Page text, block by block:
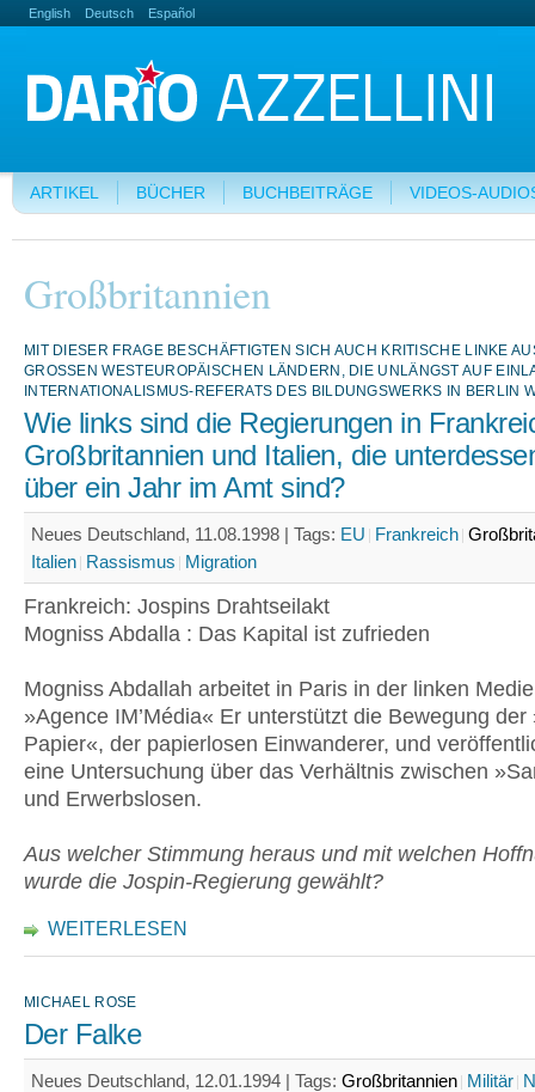
English Deutsch Español
ARTIKEL BÜCHER BUCHBEITRÄGE VIDEOS-
Großbritannien
MIT DIESER FRAGE BESCHÄFTIGTEN SICH AUCH KRITISCHE LINKE
GROSSEN WESTEUROPÄISCHEN LÄNDERN, DIE UNLÄNGST AUF
NTERNATIONALISMUS-REFERATS DES BILDUNGSWERKS IN BERLIN
Wie links sind die Regierungen in
Großbritannien und Italien, die
über ein Jahr im Amt sind?
Neues Deutschland, 11.08.1998 | Tags: EU Frankreich
Italien Rassismus Migration
Frankreich: Jospins Drahtseilakt
Mogniss Abdalla : Das Kapital ist zufrieden
Mogniss Abdallah arbeitet in Paris in der linken
»Agence IM’Média« Er unterstützt die Bewegung der
Papier«, der papierlosen Einwanderer, und
eine Untersuchung über das Verhältnis zwischen
und Erwerbslosen.
Aus welcher Stimmung heraus und mit welchen
wurde die Jospin-Regierung gewählt?
WEITERLESEN
MICHAEL ROSE
Der Falke
Neues Deutschland, 12.01.1994 | Tags: Großbritannien Militär